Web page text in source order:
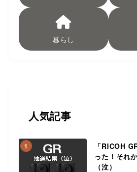
暮らし
人気記事
1
「RICOH
った！それ
（泣）